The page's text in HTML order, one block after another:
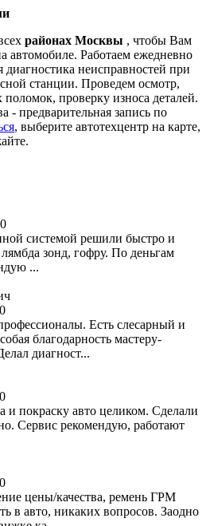
районах Москвы , чтобы Вам
автомобиле. Работаем ежедневно
диагностика неисправностей при
станции. Проведем осмотр,
проверку износа деталей.
- предварительная запись по
, выберите автотехцентр на карте,
системой решили быстро и
лямбда зонд, гофру. По деньгам
...
Есть слесарный и
благодарность мастеру-
диагност...
и покраску авто целиком. Сделали
Сервис рекомендую, работают
цены/качества, ремень ГРМ
в авто, никаких вопросов. Заодно